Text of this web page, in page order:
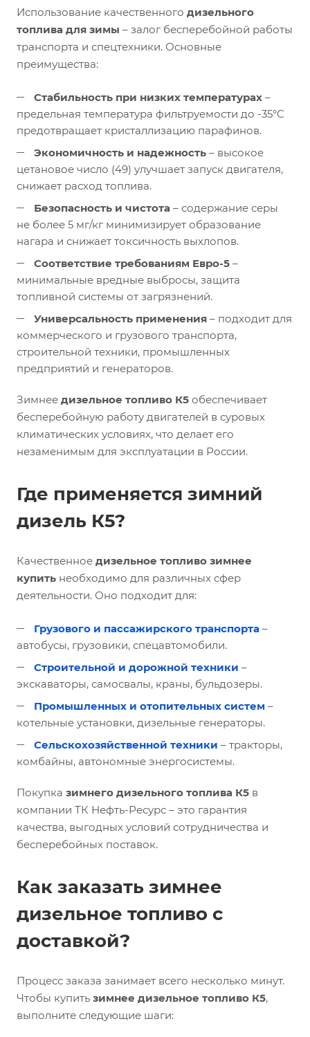
Использование качественного дизельного
топлива для зимы – залог бесперебойной работы
транспорта и спецтехники. Основные
преимущества:
Стабильность при низких температурах –
предельная температура фильтруемости до -35°C
предотвращает кристаллизацию парафинов.
Экономичность и надежность – высокое
цетановое число (49) улучшает запуск двигателя,
снижает расход топлива.
Безопасность и чистота – содержание серы
не более 5 мг/кг минимизирует образование
нагара и снижает токсичность выхлопов.
Соответствие требованиям Евро-5 –
минимальные вредные выбросы, защита
топливной системы от загрязнений.
Универсальность применения – подходит для
коммерческого и грузового транспорта,
строительной техники, промышленных
предприятий и генераторов.
Зимнее дизельное топливо К5 обеспечивает
бесперебойную работу двигателей в суровых
климатических условиях, что делает его
незаменимым для эксплуатации в России.
Где применяется зимний
дизель К5?
Качественное дизельное топливо зимнее
купить необходимо для различных сфер
деятельности. Оно подходит для:
Грузового и пассажирского транспорта –
автобусы, грузовики, спецавтомобили.
Строительной и дорожной техники –
экскаваторы, самосвалы, краны, бульдозеры.
Промышленных и отопительных систем –
котельные установки, дизельные генераторы.
Сельскохозяйственной техники – тракторы,
комбайны, автономные энергосистемы.
Покупка зимнего дизельного топлива К5 в
компании ТК Нефть-Ресурс – это гарантия
качества, выгодных условий сотрудничества и
бесперебойных поставок.
Как заказать зимнее
дизельное топливо с
доставкой?
Процесс заказа занимает всего несколько минут.
Чтобы купить зимнее дизельное топливо К5,
выполните следующие шаги: